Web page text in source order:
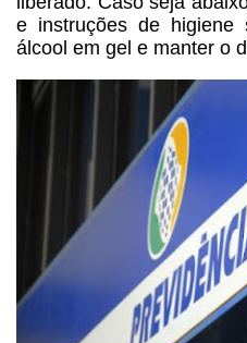
e instruções de higiene
álcool em gel e manter o